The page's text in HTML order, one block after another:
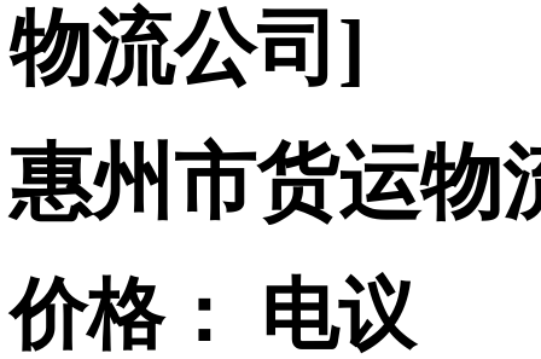
物流公司]
惠州市货运物
价格：
电议